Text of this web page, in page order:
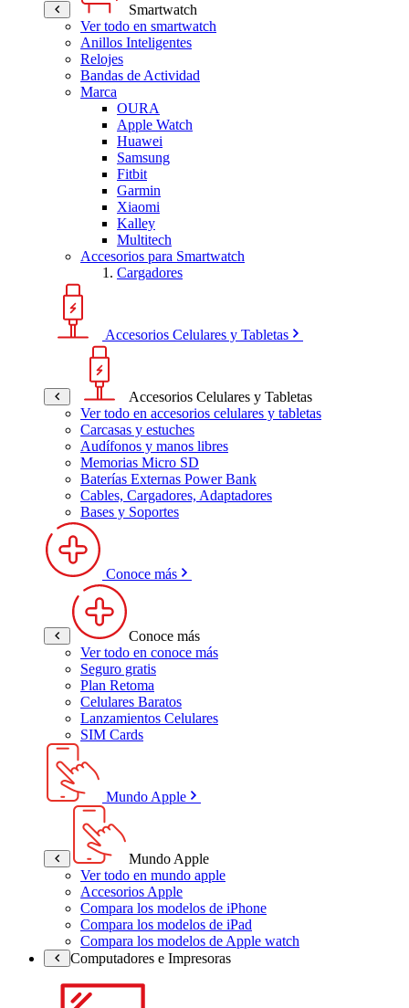
Smartwatch
Ver todo en smartwatch
Anillos Inteligentes
Relojes
Bandas de Actividad
Marca
OURA
Apple Watch
Huawei
Samsung
Fitbit
Garmin
Xiaomi
Kalley
Multitech
Accesorios para Smartwatch
Cargadores
Accesorios Celulares y Tabletas
Accesorios Celulares y Tabletas
Ver todo en accesorios celulares y tabletas
Carcasas y estuches
Audífonos y manos libres
Memorias Micro SD
Baterías Externas Power Bank
Cables, Cargadores, Adaptadores
Bases y Soportes
Conoce más
Conoce más
Ver todo en conoce más
Seguro gratis
Plan Retoma
Celulares Baratos
Lanzamientos Celulares
SIM Cards
Mundo Apple
Mundo Apple
Ver todo en mundo apple
Accesorios Apple
Compara los modelos de iPhone
Compara los modelos de iPad
Compara los modelos de Apple watch
Computadores e Impresoras